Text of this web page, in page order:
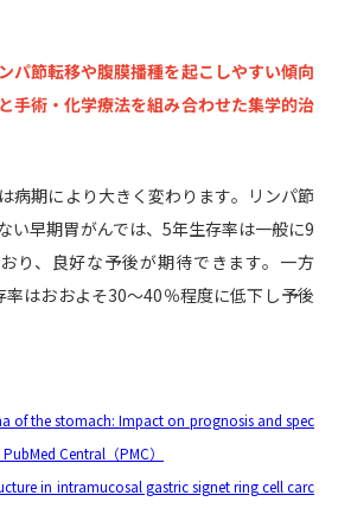
パ節転移や腹膜播種を起こしやすい傾向
手術・化学療法を組み合わせた集学的治
病期により大きく変わります。リンパ節
い早期胃がんでは、5年生存率は一般に9
り、良好な予後が期待できます。一方
率はおおよそ30〜40％程度に低下し予後
of the stomach: Impact on prognosis and spec
Central（PMC）
in intramucosal gastric signet ring cell carc